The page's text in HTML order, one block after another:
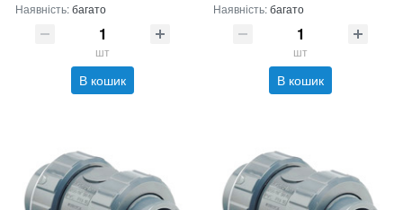
Наявність:багато
шт
В кошик
Наявність:багато
шт
В кошик